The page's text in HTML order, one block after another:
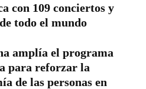
con 109 conciertos y
todo el mundo
amplía el programa
para reforzar la
de las personas en